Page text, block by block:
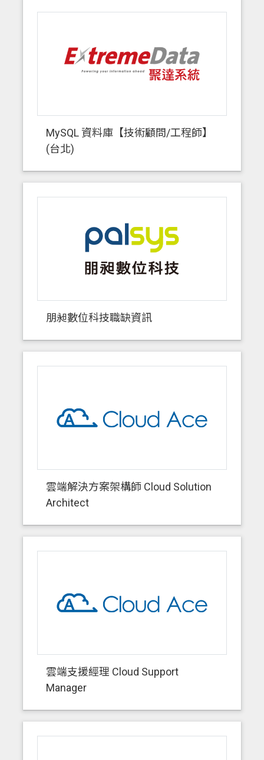
MySQL 資料庫【技術顧問/工程師】
(台北)
朋昶數位科技職缺資訊
雲端解決方案架構師 Cloud Solution
Architect
雲端支援經理 Cloud Support
Manager